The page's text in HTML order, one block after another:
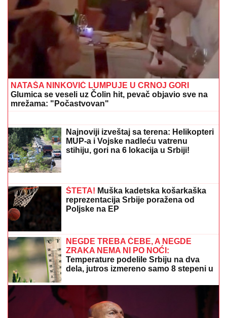
NAŠ GLUMAC (52) VERIO STUDENTKINJU
Stariji od
njenog oca, a sada joj pred svadbu priredio
iznenađenje: Ona ostala u šoku i sve podelila (Foto)
JOŠ JEDNO SLAVLJE U VILI
DRAGANA STANKOVIĆANakon
veridbe priredio Aleksandri novo
iznenađenje: Gosti sve snimili, ona nije
mogla da sakrije šok (Video)
"KADA JE SHVATILA DA DOLAZI
KRAJ TO NAM JE TRAŽILA"Pevačica
se lavovski borila sa karcinomom,
"Trudimo se da joj ispunimo želju"
CECA RAŽNATOVIĆ U MOĆNOJ KORSET HALJINI, A
ŠLIC DO KUKA Uklubu raspametila sve! Izula se, pa
PEVALA BOSA - Sve se orilo (VIDEO)
"JELENA, VADI STVAR"
Georgiev prekinuo koncert, pa se
prasnuli u smeh